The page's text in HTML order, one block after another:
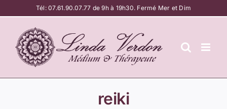
au
contenu
Tél:07.61.90.07.77 de 9h à 19h30. Fermé Mer et Dim
reiki